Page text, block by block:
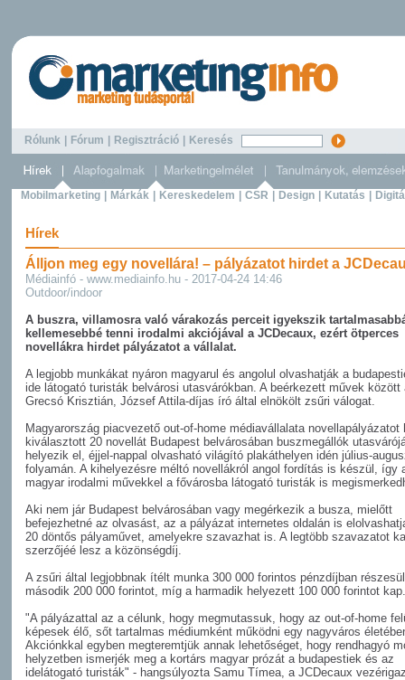
Rólunk Fórum Regisztráció Keresés
Mobilmarketing Márkák Kereskedelem CSR Design Kutatás
Hírek
Álljon meg egy novellára! – pályázatot hirdet a
Médiainfó - www.mediainfo.hu - 2017-04-24 14:46
Outdoor/indoor
A buszra, villamosra való várakozás perceit igyekszik
kellemesebbé tenni irodalmi akciójával a JCDecaux, ezért ötperces
novellákra hirdet pályázatot a vállalat.
A legjobb munkákat nyáron magyarul és angolul olvashatják a
ide látogató turisták belvárosi utasvárókban. A beérkezett művek között
Grecsó Krisztián, József Attila-díjas író által elnökölt zsűri válogat.
Magyarország piacvezető out-of-home médiavállalata novellapályázatot
kiválasztott 20 novellát Budapest belvárosában buszmegállók
helyezik el, éjjel-nappal olvasható világító plakáthelyen idén július-
folyamán. A kihelyezésre méltó novellákról angol fordítás is készül, így
magyar irodalmi művekkel a fővárosba látogató turisták is
Aki nem jár Budapest belvárosában vagy megérkezik a busza, mielőtt
befejezhetné az olvasást, az a pályázat internetes oldalán is
20 döntős pályaművet, amelyekre szavazhat is. A legtöbb szavazatot
szerzőjéé lesz a közönségdíj.
A zsűri által legjobbnak ítélt munka 300 000 forintos pénzdíjban
második 200 000 forintot, míg a harmadik helyezett 100 000 forintot kap.
"A pályázattal az a célunk, hogy megmutassuk, hogy az out-of-home
képesek élő, sőt tartalmas médiumként működni egy nagyváros
Akciónkkal egyben megteremtjük annak lehetőséget, hogy rendhagyó
helyzetben ismerjék meg a kortárs magyar prózát a budapestiek és az
idelátogató turisták" - hangsúlyozta Samu Tímea, a JCDecaux